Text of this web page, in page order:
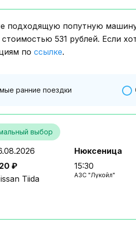
подходящую попутную
531 рублей. Если
по ссылке.
ранние поездки
выбор
₽
Tiida
Нюксеница
15:30
АЗС "Лукойл"